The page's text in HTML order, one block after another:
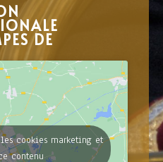
DE
cookies marketing et
contenu